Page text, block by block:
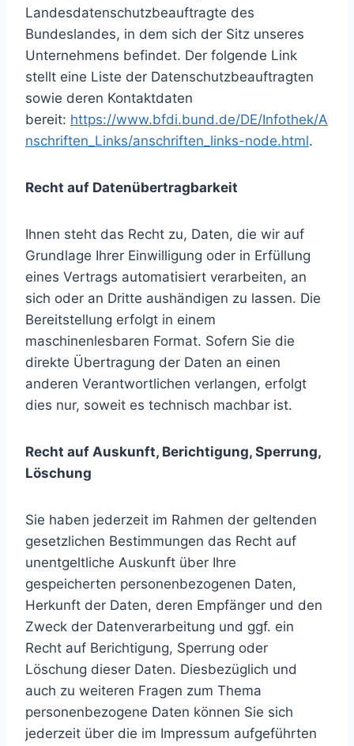
Landesdatenschutzbeauftragte des
Bundeslandes, in dem sich der Sitz unseres
Unternehmens befindet. Der folgende Link
stellt eine Liste der Datenschutzbeauftragten
sowie deren Kontaktdaten
bereit: https://www.bfdi.bund.de/DE/Infothek/A
nschriften_Links/anschriften_links-node.html.
Recht auf Datenübertragbarkeit
Ihnen steht das Recht zu, Daten, die wir auf
Grundlage Ihrer Einwilligung oder in Erfüllung
eines Vertrags automatisiert verarbeiten, an
sich oder an Dritte aushändigen zu lassen. Die
Bereitstellung erfolgt in einem
maschinenlesbaren Format. Sofern Sie die
direkte Übertragung der Daten an einen
anderen Verantwortlichen verlangen, erfolgt
dies nur, soweit es technisch machbar ist.
Recht auf Auskunft, Berichtigung, Sperrung,
Löschung
Sie haben jederzeit im Rahmen der geltenden
gesetzlichen Bestimmungen das Recht auf
unentgeltliche Auskunft über Ihre
gespeicherten personenbezogenen Daten,
Herkunft der Daten, deren Empfänger und den
Zweck der Datenverarbeitung und ggf. ein
Recht auf Berichtigung, Sperrung oder
Löschung dieser Daten. Diesbezüglich und
auch zu weiteren Fragen zum Thema
personenbezogene Daten können Sie sich
jederzeit über die im Impressum aufgeführten